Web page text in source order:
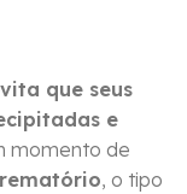
que seus
e
momento de
, o tipo